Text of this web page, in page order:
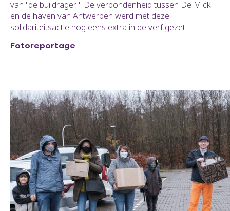
van "de buildrager". De verbondenheid tussen De Mick
en de haven van Antwerpen werd met deze
solidariteitsactie nog eens extra in de verf gezet.
Fotoreportage